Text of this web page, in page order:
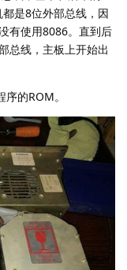
是8位外部总线，因
有使用8086。直到后
总线，主板上开始出
的ROM。